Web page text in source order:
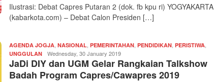
Ilustrasi: Debat Capres Putaran 2 (dok. fb kpu ri) YOGYAKARTA
(kabarkota.com) – Debat Calon Presiden […]
AGENDA JOGJA NASIONAL PEMERINTAHAN PENDIDIKAN PERISTIWA
UNGGULAN Redaksi
|
kabarkota
Wednesday, 30 January 2019
JaDi DIY dan UGM Gelar Rangkaian Talkshow
Badah Program Capres/Cawapres 2019